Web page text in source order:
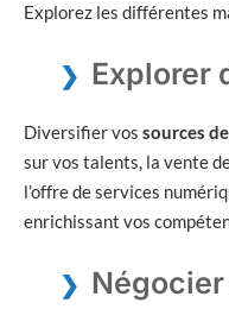
Explorez les différentes
Explorer
Diversifier vos sources
sur vos talents, la vente
l’offre de services
enrichissant vos